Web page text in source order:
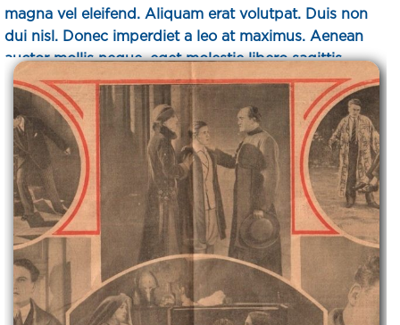
magna vel eleifend. Aliquam erat volutpat. Duis non
dui nisl. Donec imperdiet a leo at maximus. Aenean
auctor mollis neque, eget molestie libero sagittis
auctor.